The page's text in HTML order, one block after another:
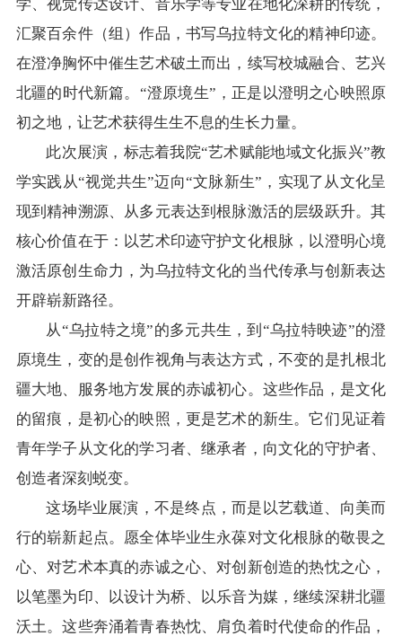
学、视觉传达设计、音乐学等专业在地化深耕的传统，
汇聚百余件（组）作品，书写乌拉特文化的精神印迹。
在澄净胸怀中催生艺术破土而出，续写校城融合、艺兴
北疆的时代新篇。“澄原境生”，正是以澄明之心映照原
初之地，让艺术获得生生不息的生长力量。
此次展演，标志着我院“艺术赋能地域文化振兴”教
学实践从“视觉共生”迈向“文脉新生”，实现了从文化呈
现到精神溯源、从多元表达到根脉激活的层级跃升。其
核心价值在于：以艺术印迹守护文化根脉，以澄明心境
激活原创生命力，为乌拉特文化的当代传承与创新表达
开辟崭新路径。
从“乌拉特之境”的多元共生，到“乌拉特映迹”的澄
原境生，变的是创作视角与表达方式，不变的是扎根北
疆大地、服务地方发展的赤诚初心。这些作品，是文化
的留痕，是初心的映照，更是艺术的新生。它们见证着
青年学子从文化的学习者、继承者，向文化的守护者、
创造者深刻蜕变。
这场毕业展演，不是终点，而是以艺载道、向美而
行的崭新起点。愿全体毕业生永葆对文化根脉的敬畏之
心、对艺术本真的赤诚之心、对创新创造的热忱之心，
以笔墨为印、以设计为桥、以乐音为媒，继续深耕北疆
沃土。这些奔涌着青春热忱、肩负着时代使命的作品，